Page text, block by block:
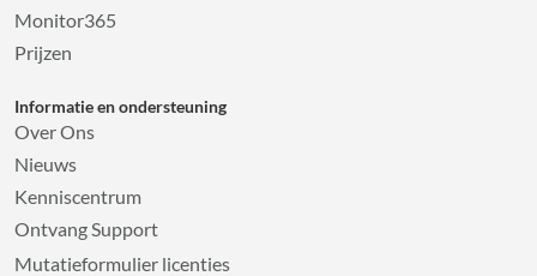
Monitor365
Prijzen
Informatie en ondersteuning
Over Ons
Nieuws
Kenniscentrum
Ontvang Support
Mutatieformulier licenties